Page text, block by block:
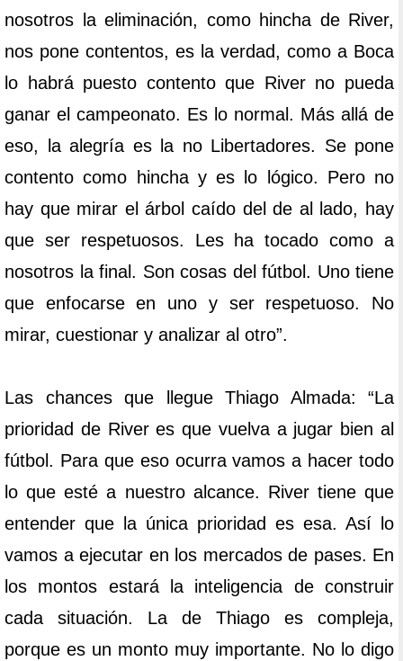
nosotros la eliminación, como hincha de River,
nos pone contentos, es la verdad, como a Boca
lo habrá puesto contento que River no pueda
ganar el campeonato. Es lo normal. Más allá de
eso, la alegría es la no Libertadores. Se pone
contento como hincha y es lo lógico. Pero no
hay que mirar el árbol caído del de al lado, hay
que ser respetuosos. Les ha tocado como a
nosotros la final. Son cosas del fútbol. Uno tiene
que enfocarse en uno y ser respetuoso. No
mirar, cuestionar y analizar al otro”.
Las chances que llegue Thiago Almada: “La
prioridad de River es que vuelva a jugar bien al
fútbol. Para que eso ocurra vamos a hacer todo
lo que esté a nuestro alcance. River tiene que
entender que la única prioridad es esa. Así lo
vamos a ejecutar en los mercados de pases. En
los montos estará la inteligencia de construir
cada situación. La de Thiago es compleja,
porque es un monto muy importante. No lo digo